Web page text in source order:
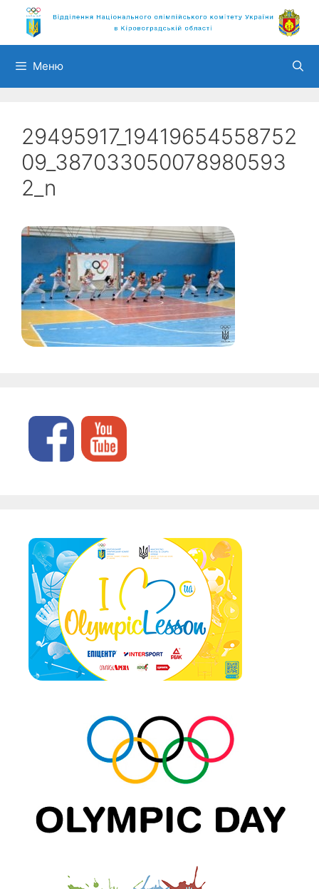
Перейти
вмісту
Меню
29495917_19419654558752
09_387033050078980593
2_n